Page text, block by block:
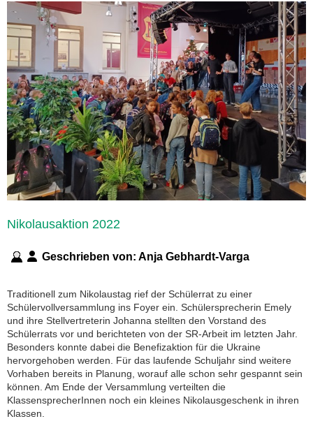
Nikolausaktion 2022
Geschrieben von: Anja Gebhardt-Varga
Traditionell zum Nikolaustag rief der Schülerrat zu einer
Schülervollversammlung ins Foyer ein. Schülersprecherin Emely
und ihre Stellvertreterin Johanna stellten den Vorstand des
Schülerrats vor und berichteten von der SR-Arbeit im letzten Jahr.
Besonders konnte dabei die Benefizaktion für die Ukraine
hervorgehoben werden. Für das laufende Schuljahr sind weitere
Vorhaben bereits in Planung, worauf alle schon sehr gespannt sein
können. Am Ende der Versammlung verteilten die
KlassensprecherInnen noch ein kleines Nikolausgeschenk in ihren
Klassen.